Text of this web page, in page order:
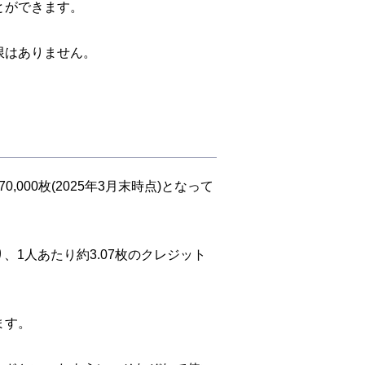
できます。
ありません。
枚(2025年3月末時点)となって
1人あたり約3.07枚のクレジット
。